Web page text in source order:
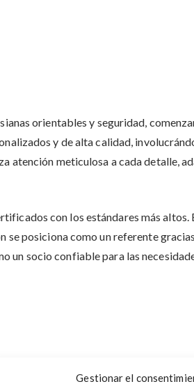
Gestionar el
orientables y seguridad,
y de alta calidad,
atención meticulosa a cada detalle,
con los estándares más
se posiciona como un referente
un socio confiable para las